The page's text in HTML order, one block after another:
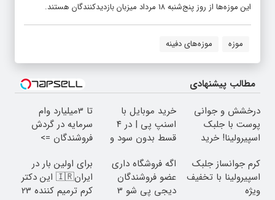
این موزه‌ها از روز پنج‌شنبه ۱۸ مرداد میزبان بازدیدکنندگان هستند.
موزه موزه‌های دفینه
مطالب پیشنهادی
درخشش و جوانی
پوست با جلبک
اسپیرولینا! خرید
ویژه
خرید موبایل با
اسنپ پی | در ۴
قسط بدون سود و
تا 3میلیارد وام
سرمایه در گردش
فروشندگان =>
کن
کرم جوانساز جلبک
اسپیرولینا با تخفیف
ویژه
اگه فروشگاه داری
عضو فروشندگان
دیجی پی شو 3
برای اولین بار در
ایران🇮🇷 این دکتر
کرم ترمیم کننده 23